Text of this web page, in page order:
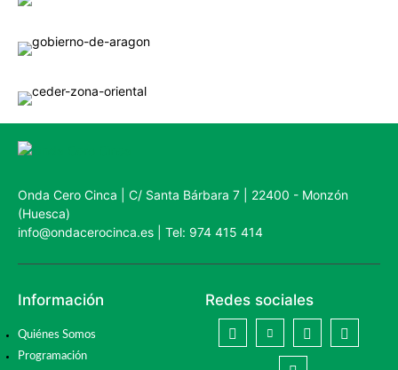
Onda Cero Cinca | C/ Santa Bárbara 7 | 22400 - Monzón
(Huesca)
info@ondacerocinca.es | Tel: 974 415 414
Información
Quiénes Somos
Programación
Redes sociales